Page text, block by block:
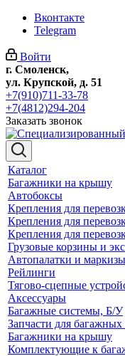
Вконтакте
Telegram
Войти
г. Смоленск,
ул. Крупской, д. 51
+7(910)711-33-78
+7(4812)294-204
Заказать звонок
Каталог
Багажники на крышу
Автобоксы
Крепления для
Крепления для
Крепления для
Грузовые корзины и
Автопалатки и маркизы
Рейлинги
Тягово-сцепные
Аксессуары
Багажные системы, Б/У
Запчасти для багажных
Багажники на крышу
Комплектующие к